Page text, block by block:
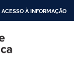
ACESSO À INFORMAÇÃO